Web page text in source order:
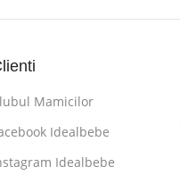
Mamicilor
Idealbebe
Idealbebe